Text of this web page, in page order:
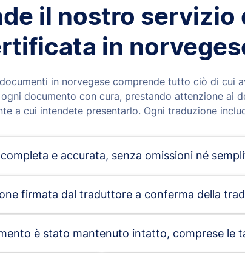
il nostro servizio
in
in norvegese comprende tutto ciò di cui
documento con cura, prestando attenzione ai
a cui intendete presentarlo. Ogni traduzione
e accurata, senza omissioni né
firmata dal traduttore a conferma della
è stato mantenuto intatto, comprese le